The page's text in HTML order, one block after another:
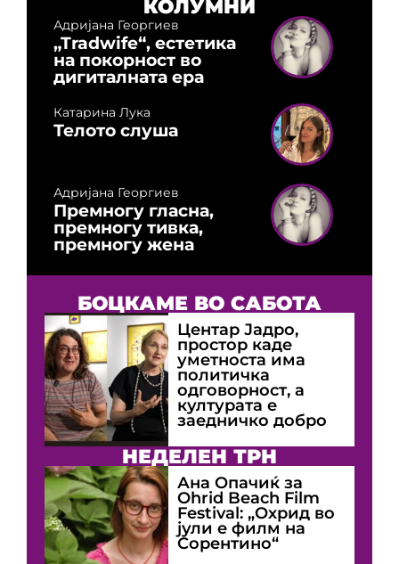
КОЛУМНИ
Адријана Георгиев
„Tradwife“, естетика
на покорност во
дигиталната ера
Катарина Лука
Телото слуша
Адријана Георгиев
Премногу гласна,
премногу тивка,
премногу жена
БОЦКАМЕ ВО САБОТА
Центар Јадро,
простор каде
уметноста има
политичка
одговорност, а
културата е
заедничко добро
НЕДЕЛЕН ТРН
Ана Опачиќ за
Оhrid Beach Film
Festival: „Охрид во
јули е филм на
Сорентино“